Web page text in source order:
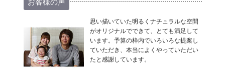
お客様の声
思い描いていた明るくナチュラルな空間
がオリジナルでできて、とても満足して
います。予算の枠内でいろいろな提案し
ていただき、本当によくやっていただい
たと感謝しています。